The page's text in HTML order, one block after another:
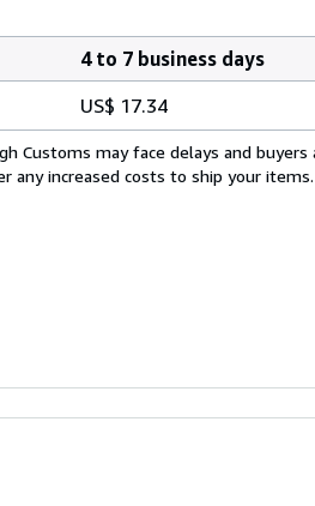
4 to 7 business days
US$ 17.34
Customs may face delays and
any increased costs to ship your items.